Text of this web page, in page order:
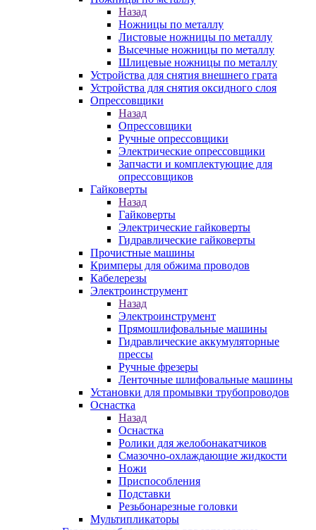
Назад
Ножницы по металлу
Листовые ножницы по металлу
Высечные ножницы по металлу
Шлицевые ножницы по металлу
Устройства для снятия внешнего грата
Устройства для снятия оксидного слоя
Опрессовщики
Назад
Опрессовщики
Ручные опрессовщики
Электрические опрессовщики
Запчасти и комплектующие для
опрессовщиков
Гайковерты
Назад
Гайковерты
Электрические гайковерты
Гидравлические гайковерты
Прочистные машины
Кримперы для обжима проводов
Кабелерезы
Электроинструмент
Назад
Электроинструмент
Прямошлифовальные машины
Гидравлические аккумуляторные
прессы
Ручные фрезеры
Ленточные шлифовальные машины
Установки для промывки трубопроводов
Оснастка
Назад
Оснастка
Ролики для желобонакатчиков
Смазочно-охлаждающие жидкости
Ножи
Приспособления
Подставки
Резьбонарезные головки
Мультипликаторы